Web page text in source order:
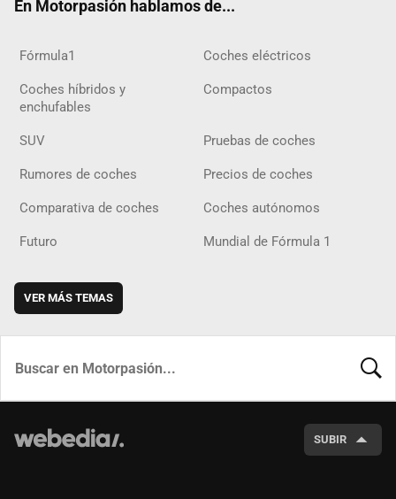
En Motorpasión hablamos de...
Fórmula1 Coches eléctricos
Coches híbridos y
enchufables
Compactos
SUV Pruebas de coches
Rumores de coches Precios de coches
Comparativa de coches Coches autónomos
Futuro Mundial de Fórmula 1
VER MÁS TEMAS
SUBIR